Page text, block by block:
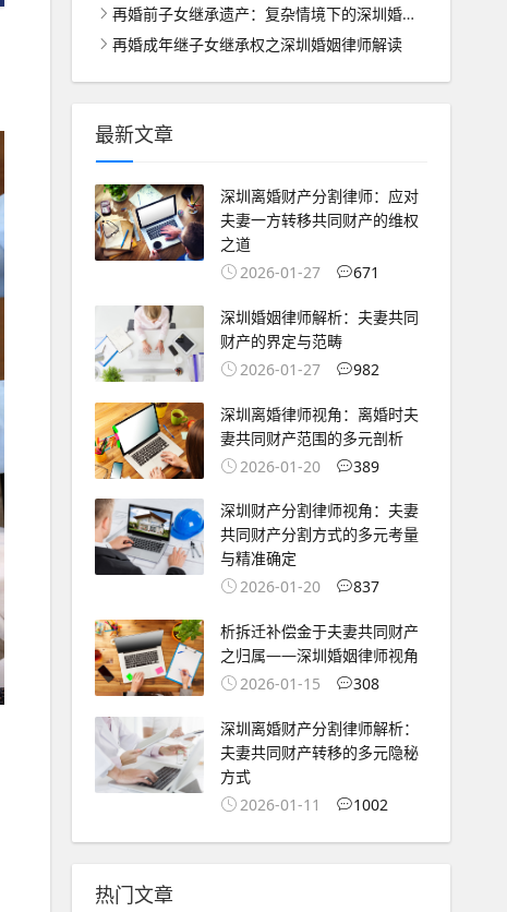
再婚前子女继承遗产：复杂情境下的深圳婚姻家庭律师解析
再婚成年继子女继承权之深圳婚姻律师解读
最新文章
深圳离婚财产分割律师：应对
夫妻一方转移共同财产的维权
之道
2026-01-27
671
深圳婚姻律师解析：夫妻共同
财产的界定与范畴
2026-01-27
982
深圳离婚律师视角：离婚时夫
妻共同财产范围的多元剖析
2026-01-20
389
深圳财产分割律师视角：夫妻
共同财产分割方式的多元考量
与精准确定
2026-01-20
837
析拆迁补偿金于夫妻共同财产
之归属——深圳婚姻律师视角
2026-01-15
308
深圳离婚财产分割律师解析：
夫妻共同财产转移的多元隐秘
方式
2026-01-11
1002
热门文章